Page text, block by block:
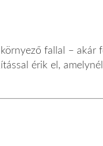
fallal –
érik el,